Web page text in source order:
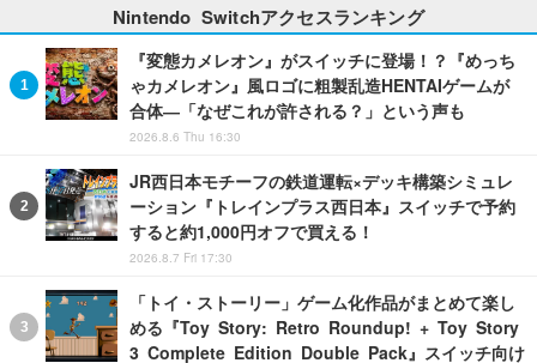
Nintendo Switchアクセスランキング
『変態カメレオン』がスイッチに登場！？『めっち
ゃカメレオン』風ロゴに粗製乱造HENTAIゲームが
合体―「なぜこれが許される？」という声も
2026.8.6 Thu 16:30
JR西日本モチーフの鉄道運転×デッキ構築シミュレ
ーション『トレインプラス西日本』スイッチで予約
すると約1,000円オフで買える！
2026.8.7 Fri 17:30
「トイ・ストーリー」ゲーム化作品がまとめて楽し
める『Toy Story: Retro Roundup! + Toy Story
3 Complete Edition Double Pack』スイッチ向け